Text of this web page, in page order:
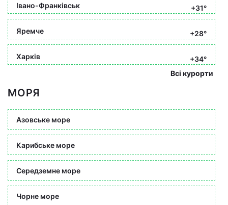
Івано-Франківськ +31°
Яремче +28°
Харків
+34°
Всі курорти
МОРЯ
Азовське море
Карибське море
Середземне море
Чорне море